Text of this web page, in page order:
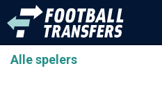
Alle spelers